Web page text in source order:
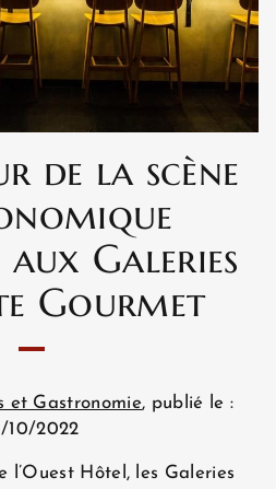
de la scène
aux Galeries
Gourmet
et Gastronomie, publié le :
10/2022
Hôtel, les Galeries